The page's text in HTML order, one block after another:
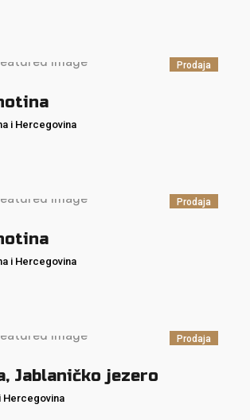
Prodaja
i Hercegovina
Prodaja
i Hercegovina
Prodaja
Jablaničko jezero
Hercegovina